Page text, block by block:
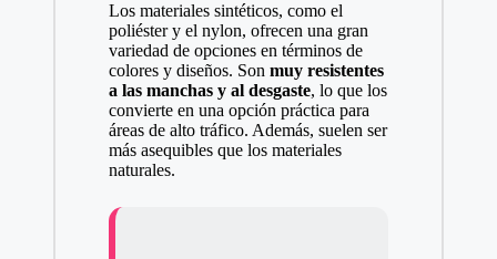
Los materiales sintéticos, como el
poliéster y el nylon, ofrecen una gran
variedad de opciones en términos de
colores y diseños. Son muy resistentes
a las manchas y al desgaste, lo que los
convierte en una opción práctica para
áreas de alto tráfico. Además, suelen ser
más asequibles que los materiales
naturales.